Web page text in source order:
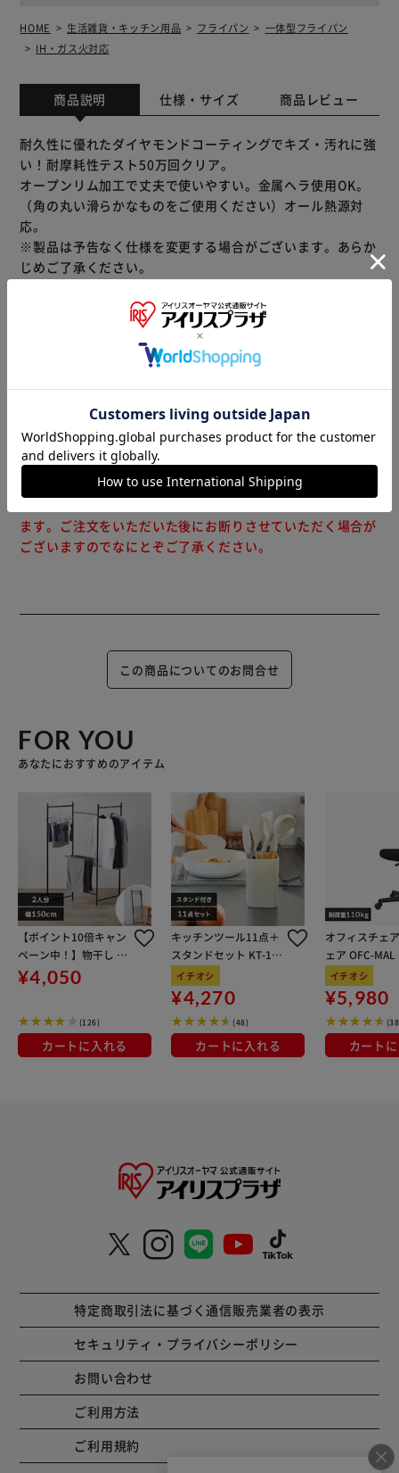
HOME 生活雑貨・キッチン用品 フライパン
一体型フライパン
IH・ガス火対応
商品説明 仕様・サイズ 商品レビュー
耐久性に優れたダイヤモンドコーティングでキズ・汚れに強
い！耐摩耗性テスト50万回クリア。
オープンリム加工で丈夫で使いやすい。金属ヘラ使用OK。
（角の丸い滑らかなものをご使用ください）オール熱源対
応。
※製品は予告なく仕様を変更する場合がございます。あらか
じめご了承ください。
※当商品はお取り寄せ品の為、在庫の確認及び商品のお届け
までお時間を頂く場合がございます。
予めご了承くださいますようお願いいたします。
商品はアイリスプラザがセレクトしたオススメ商品です。
ます。ご注文をいただいた後にお断りさせていただく場合が
ございますのでなにとぞご了承ください。
この商品についてのお問合せ
FOR YOU
あなたにおすすめのアイテム
【ポイント10倍キャン
ペーン中！】物干し 室
内用 折りたたみ式 3連
OTM-150R ブラック 一
¥4,050
(126)
カートに入れる
キッチンツール11点＋
スタンドセット KT-11
SS グレージュ
イチオシ
¥4,270
(48)
カートに入れる
オフィスチェ
ェア OFC-
ン
イチオシ
¥5,980
カート
特定商取引法に基づく通信販売業者の表示
セキュリティ・プライバシーポリシー
お問い合わせ
ご利用方法
ご利用規約